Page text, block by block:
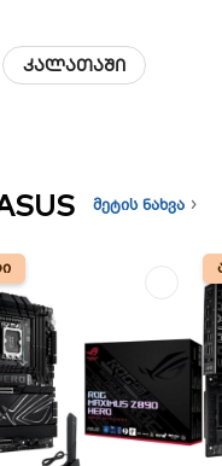
კალათაში
მეტის ნახვა